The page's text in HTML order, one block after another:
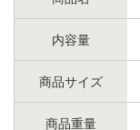
内容量
商品サイズ
商品重量